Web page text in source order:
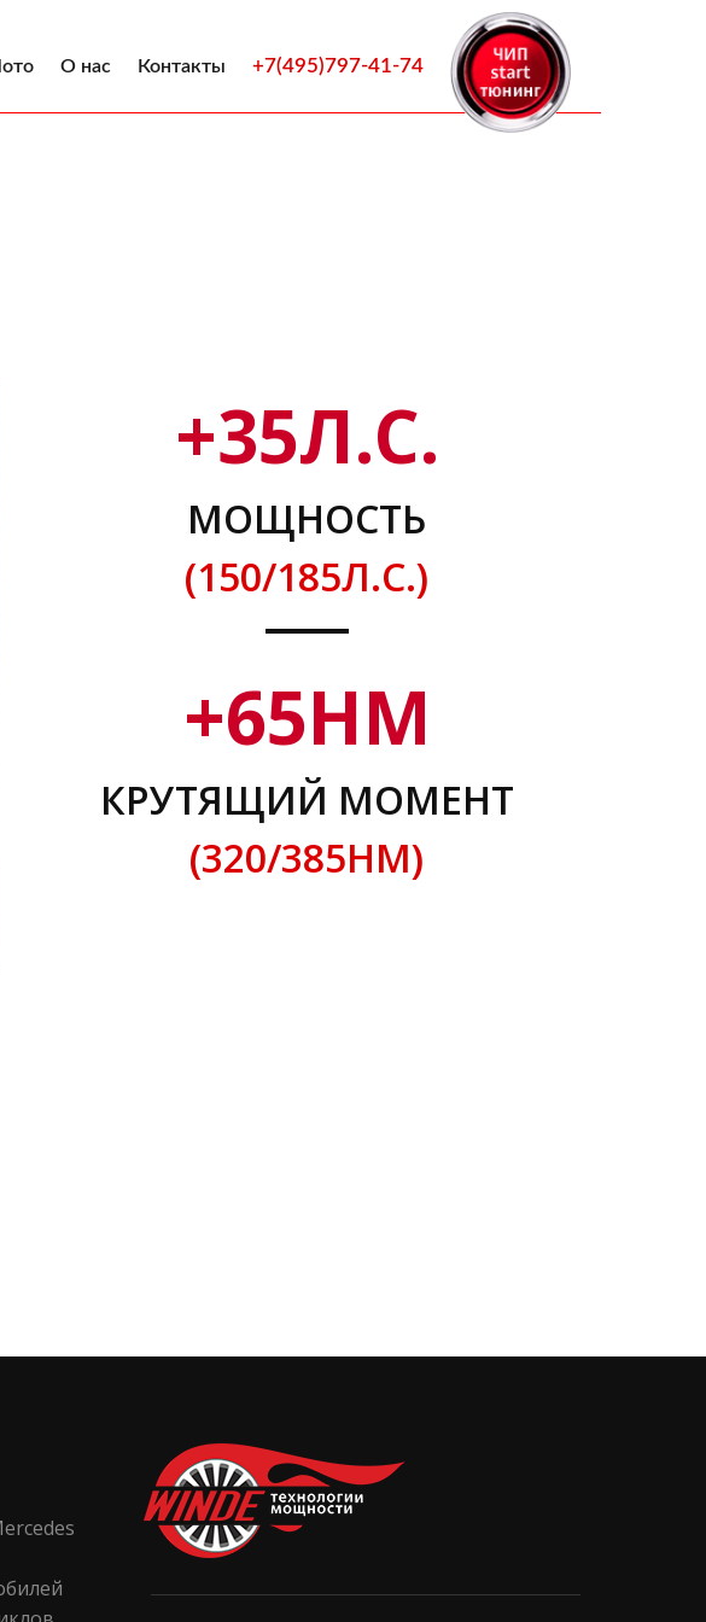
О нас Контакты +7(495)797-41-74
+35Л.С.
МОЩНОСТЬ
(150/185Л.С.)
+65НМ
КРУТЯЩИЙ МОМЕНТ
(320/385НМ)